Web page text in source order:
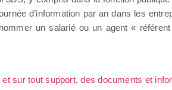
d’information par an dans les
un salarié ou un agent « référent
sur tout support, des documents et